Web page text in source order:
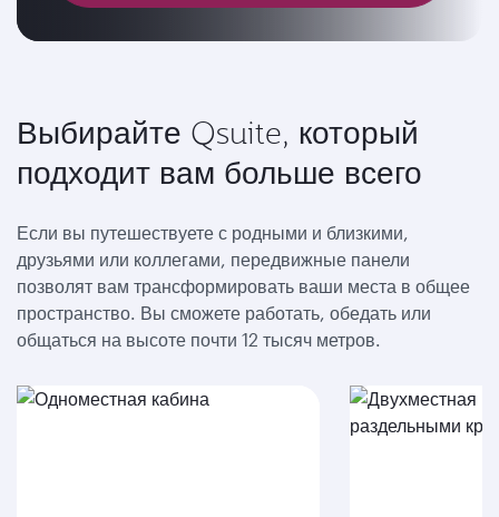
Выбирайте Qsuite, который
подходит вам больше всего
Если вы путешествуете с родными и близкими,
друзьями или коллегами, передвижные панели
позволят вам трансформировать ваши места в общее
пространство. Вы сможете работать, обедать или
общаться на высоте почти 12 тысяч метров.